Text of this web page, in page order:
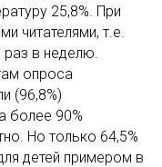
25,8%. При
читателями, т.е.
раз в неделю.
опроса
(96,8%)
более 90%
Но только 64,5%
детей примером в